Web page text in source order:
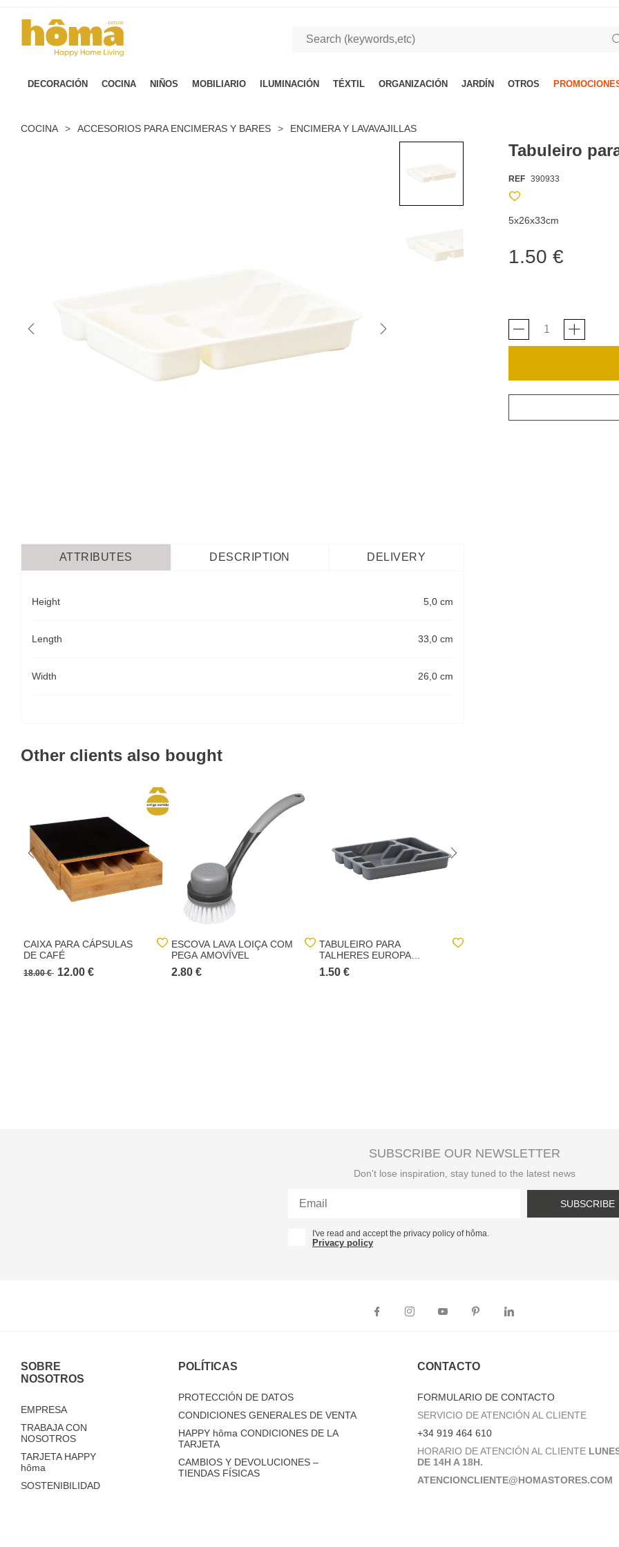
DECORACIÓN COCINA NIÑOS MOBILIARIO ILUMINACIÓN TÉXTIL ORGANIZACIÓN JARDÍN OTROS
COCINA > ACCESORIOS PARA ENCIMERAS Y BARES > ENCIMERA Y LAVAVAJILLAS
Tabuleiro
REF 390933
5x26x33cm
1.50 €
ATTRIBUTES DESCRIPTION DELIVERY
Height 5,0 cm
Length 33,0 cm
Width 26,0 cm
Other clients also bought
CAIXA PARA CÁPSULAS
DE CAFÉ
18.00 € 12.00 €
ESCOVA LAVA LOIÇA COM
PEGA AMOVÍVEL
2.80 €
TABULEIRO PARA
TALHERES EUROPA
CINZENTO
1.50 €
SUBSCRIBE OUR NEWSLETTER
Don't lose inspiration, stay tuned to the latest news
SUBSCRIBE
I've read and accept the privacy policy of hôma.
Privacy policy
SOBRE
NOSOTROS
EMPRESA
TRABAJA CON
NOSOTROS
TARJETA HAPPY
hôma
SOSTENIBILIDAD
POLÍTICAS
PROTECCIÓN DE DATOS
CONDICIONES GENERALES DE VENTA
HAPPY hôma CONDICIONES DE LA
TARJETA
CAMBIOS Y DEVOLUCIONES –
TIENDAS FÍSICAS
CONTACTO
FORMULARIO DE CONTACTO
SERVICIO DE ATENCIÓN AL CLIENTE
+34 919 464 610
HORARIO DE ATENCIÓN AL CLIENTE
DE 14H A 18H.
ATENCIONCLIENTE@HOMASTORES.COM